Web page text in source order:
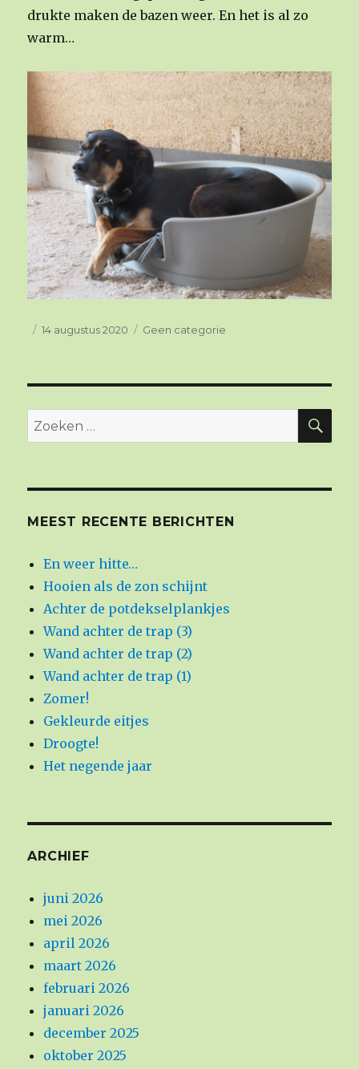
drukte maken de bazen weer. En het is al zo
warm…
Geplaatst
14 augustus 2020 Categorieën
Geen categorie
Zoeken
naar:
MEEST RECENTE BERICHTEN
En weer hitte…
Hooien als de zon schijnt
Achter de potdekselplankjes
Wand achter de trap (3)
Wand achter de trap (2)
Wand achter de trap (1)
Zomer!
Gekleurde eitjes
Droogte!
Het negende jaar
ARCHIEF
juni 2026
mei 2026
april 2026
maart 2026
februari 2026
januari 2026
december 2025
oktober 2025